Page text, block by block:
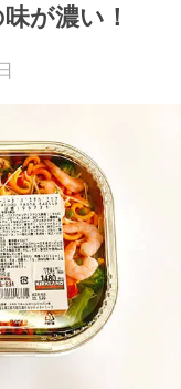
が濃い！